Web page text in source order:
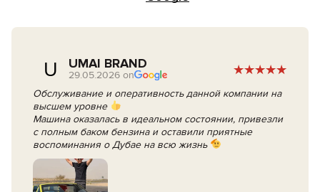
U UMAI BRAND
29.05.2026 on
Обслуживание и оперативность данной компании на
высшем уровне
Машина оказалась в идеальном состоянии, привезли
с полным баком бензина и оставили приятные
воспоминания о Дубае на всю жизнь